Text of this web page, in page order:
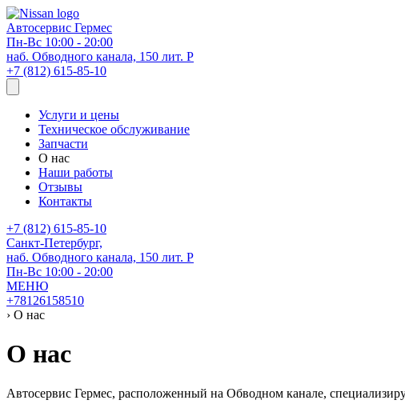
Автосервис Гермес
Пн-Вс 10:00 - 20:00
наб. Обводного канала, 150 лит. Р
+7 (812) 615-85-10
Услуги и цены
Техническое обслуживание
Запчасти
О нас
Наши работы
Отзывы
Контакты
+7 (812) 615-85-10
Санкт-Петербург,
наб. Обводного канала, 150 лит. Р
Пн-Вс 10:00 - 20:00
МЕНЮ
+78126158510
› О нас
О нас
Автосервис Гермес, расположенный на Обводном канале,